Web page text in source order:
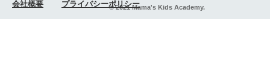
© 2021 Mama's Kids Academy.
会社概要 プライバシーポリシー